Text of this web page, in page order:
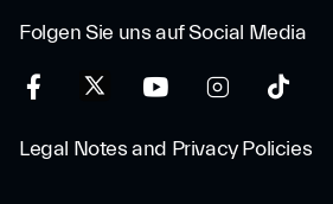
Folgen Sie uns auf Social Media
Legal Notes and Privacy Policies